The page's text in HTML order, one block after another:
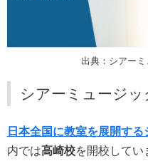
出典：シアー
シアーミュージッ
日本全国に教室を展開す
内では高崎校を開校してい